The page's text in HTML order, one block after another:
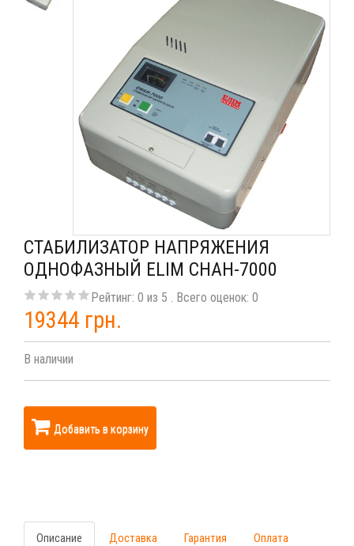
СТАБИЛИЗАТОР НАПРЯЖЕНИЯ
ОДНОФАЗНЫЙ ELIM СНАН-7000
Рейтинг: 0 из 5 . Всего оценок: 0
19344 грн.
В наличии
Добавить в корзину
Описание Доставка Гарантия Оплата